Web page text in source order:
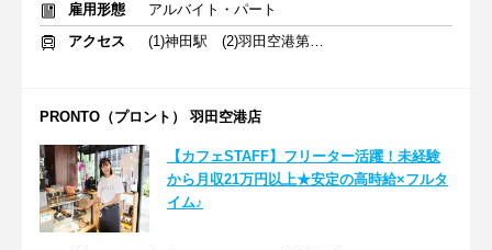
雇用形態
アルバイト・パート
アクセス
(1)神田駅 (2)羽田空港第３ターミナル(東京モノレール)駅
PRONTO（プロント） 羽田空港店
【カフェSTAFF】フリーター活躍！未経験
から月収21万円以上★安定の高時給×フルタ
イム♪